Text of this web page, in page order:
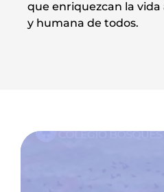
que enriquezcan la
y humana de todos.